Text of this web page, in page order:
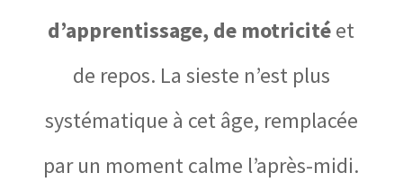
d’apprentissage, de motricitéet
de repos. La sieste n’est plus
systématique à cet âge, remplacée
par un moment calme l’après-midi.